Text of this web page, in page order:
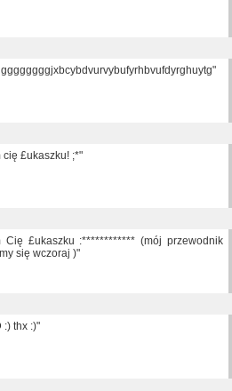
cię £ukaszku! ;*"
Cię £ukaszku :************ (mój przewodnik
się wczoraj )"
:) thx :)"